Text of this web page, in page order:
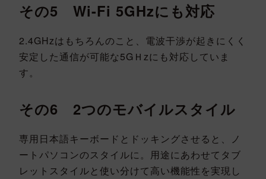
その5 Wi-Fi 5GHzにも対応
2.4GHzはもちろんのこと、電波干渉が起きにくく
安定した通信が可能な5GＨzにも対応していま
す。
その6 2つのモバイルスタイル
専用日本語キーボードとドッキングさせると、ノ
ートパソコンのスタイルに。用途にあわせてタブ
レットスタイルと使い分けて高い機能性を実現し